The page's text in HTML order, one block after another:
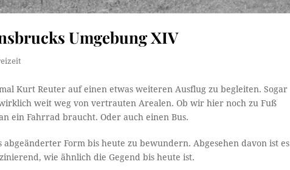
Umgebung XIV
Kurt Reuter auf einen etwas weiteren Ausflug zu begleiten. Sogar
weit weg von vertrauten Arealen. Ob wir hier noch zu Fuß
ein Fahrrad braucht. Oder auch einen Bus.
Form bis heute zu bewundern. Abgesehen davon ist es
wie ähnlich die Gegend bis heute ist.